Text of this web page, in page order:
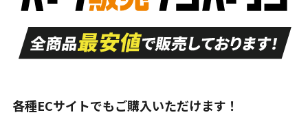
A
走行距離も少なく、
目立つ傷もほとんど
ない中古品
A
走行距離も少なく、
非常に状態の良い中
古品
な中古品
んどない中古品
各種ECサイトでもご購入いただけます！